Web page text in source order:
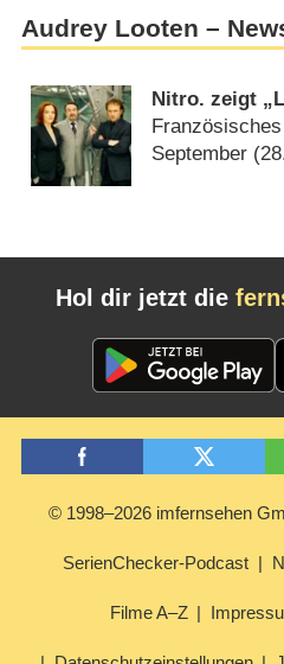
Audrey Looten –
Nitro. zeigt
September (
Hol dir jetzt die
© 1998–2026 imfernsehen
SerienChecker-Podcast
Filme A–Z